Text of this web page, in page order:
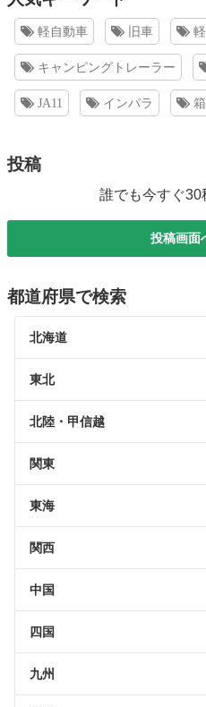
軽自動車 旧車
キャンピングトレーラー
JA11 インパラ
投稿
誰でも今すぐ30
投稿画面
都道府県で検索
北海道
東北
北陸・甲信越
関東
東海
関西
中国
四国
九州